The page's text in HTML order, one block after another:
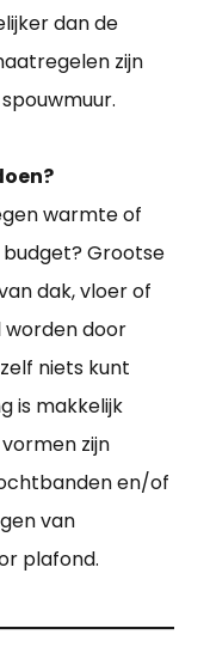
dan de
zijn
warmte of
Grootse
dak, vloer of
door
niets kunt
is makkelijk
zijn
en/of
van
plafond.